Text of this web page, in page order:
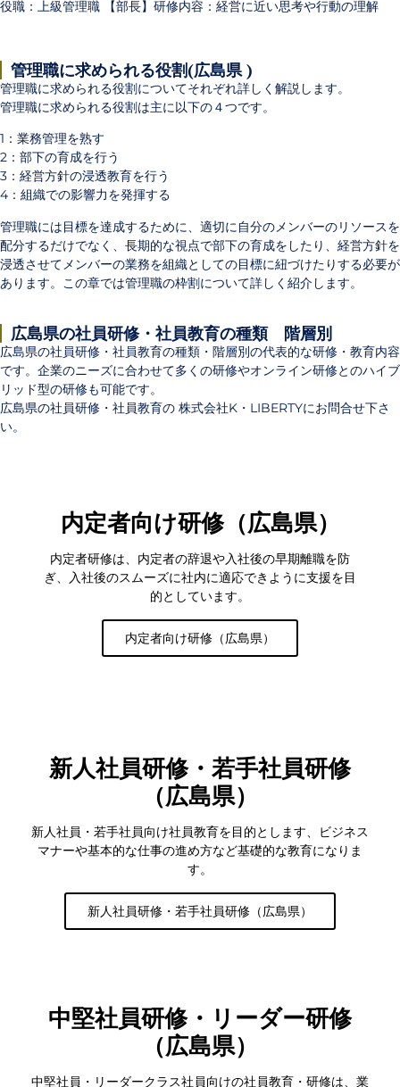
役職： 上級管理職 【部長】 研修内容： 経営に近い思考や行動の理解
管理職に求められる役割(広島県 )
管理職に求められる役割についてそれぞれ詳しく解説します。
管理職に求められる役割は主に以下の４つです。
1：業務管理を熟す
2：部下の育成を行う
3：経営方針の浸透教育を行う
4：組織での影響力を発揮する
管理職には目標を達成するために、適切に自分のメンバーのリソースを
配分するだけでなく、長期的な視点で部下の育成をしたり、経営方針を
浸透させてメンバーの業務を組織としての目標に紐づけたりする必要が
あります。この章では管理職の枠割について詳しく紹介します。
広島県の社員研修・社員教育の種類 階層別
広島県の社員研修・社員教育の種類・階層別の代表的な研修・教育内容
です。企業のニーズに合わせて多くの研修やオンライン研修とのハイブ
リッド型の研修も可能です。
広島県の社員研修・社員教育の 株式会社K・LIBERTYにお問合せ下さ
い。
内定者向け研修（広島県）
内定者研修は、内定者の辞退や入社後の早期離職を防
ぎ、入社後のスムーズに社内に適応できように支援を目
的としています。
内定者向け研修（広島県）
新人社員研修・若手社員研修
（広島県）
新人社員・若手社員向け社員教育を目的とします、ビジネス
マナーや基本的な仕事の進め方など基礎的な教育になりま
す。
新人社員研修・若手社員研修（広島県）
中堅社員研修・リーダー研修
（広島県）
中堅社員・リーダークラス社員向けの社員教育・研修は、業